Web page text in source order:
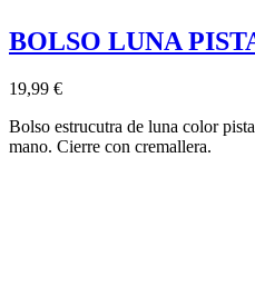
BOLSO LUNA
19,99 €
Bolso estrucutra de luna color
mano. Cierre con cremallera.